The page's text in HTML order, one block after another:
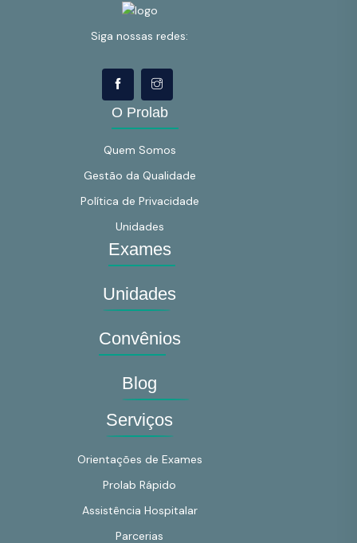
Siga nossas redes:
O Prolab
Quem Somos
Gestão da Qualidade
Política de Privacidade
Unidades
Exames
Unidades
Convênios
Blog
Serviços
Orientações de Exames
Prolab Rápido
Assistência Hospitalar
Parcerias